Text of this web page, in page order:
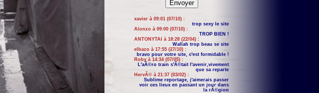
xavier à 09:01 (07/10) :
trop sexy le site
Alonzo à 09:00 (07/10) :
TROP BIEN !
ANTONYTAI à 18:28 (22/04) :
Wallah trop beau se site
elbazo à 17:55 (27/10) :
bravo pour votre site, c'est formidable !
Roby à 14:34 (07/05) :
L'aÃ©ro train s'Ã©tait l'avenir,vivement
que sa reparte
HervÃ© à 21:37 (03/02) :
Sublime reportage, j'aimerais passer
voir ces lieux en passant un jour dans
la rÃ©gion